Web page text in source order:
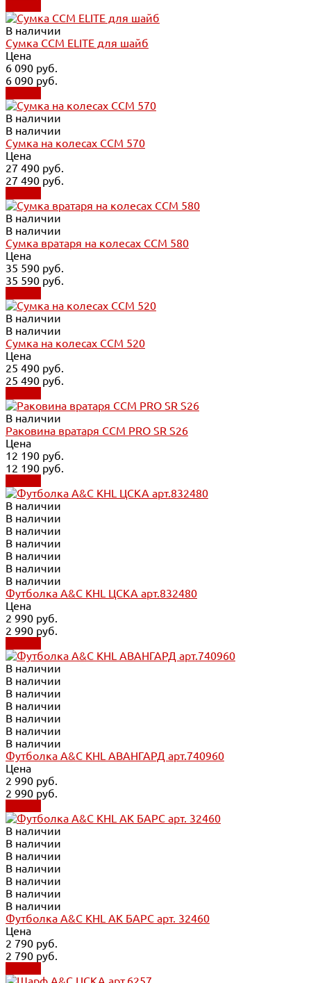
В наличии
Сумка CCM ELITE для шайб
Цена
6 090 руб.
6 090 руб.
В наличии
В наличии
Сумка на колесах CCM 570
Цена
27 490 руб.
27 490 руб.
В наличии
В наличии
Сумка вратаря на колесах CCM 580
Цена
35 590 руб.
35 590 руб.
В наличии
В наличии
Сумка на колесах CCM 520
Цена
25 490 руб.
25 490 руб.
В наличии
Раковина вратаря CCM PRO SR S26
Цена
12 190 руб.
12 190 руб.
В наличии
В наличии
В наличии
В наличии
В наличии
В наличии
В наличии
Футболка A&C KHL ЦСКА арт.832480
Цена
2 990 руб.
2 990 руб.
В наличии
В наличии
В наличии
В наличии
В наличии
В наличии
В наличии
Футболка A&C KHL АВАНГАРД арт.740960
Цена
2 990 руб.
2 990 руб.
В наличии
В наличии
В наличии
В наличии
В наличии
В наличии
В наличии
Футболка A&C KHL АК БАРС арт. 32460
Цена
2 790 руб.
2 790 руб.